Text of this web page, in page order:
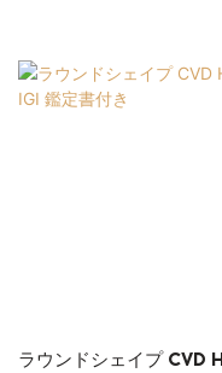
ラウンドシェイプ CVD